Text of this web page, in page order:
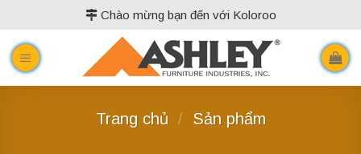
to
content
Chào mừng bạn đến với Koloroo
Trang chủ / Sản phẩm